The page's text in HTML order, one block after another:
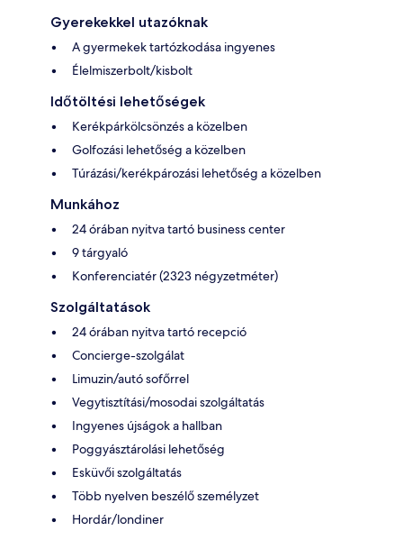
Gyerekekkel utazóknak
A gyermekek tartózkodása ingyenes
Élelmiszerbolt/kisbolt
Időtöltési lehetőségek
Kerékpárkölcsönzés a közelben
Golfozási lehetőség a közelben
Túrázási/kerékpározási lehetőség a közelben
Munkához
24 órában nyitva tartó business center
9 tárgyaló
Konferenciatér (2323 négyzetméter)
Szolgáltatások
24 órában nyitva tartó recepció
Concierge-szolgálat
Limuzin/autó sofőrrel
Vegytisztítási/mosodai szolgáltatás
Ingyenes újságok a hallban
Poggyásztárolási lehetőség
Esküvői szolgáltatás
Több nyelven beszélő személyzet
Hordár/londiner